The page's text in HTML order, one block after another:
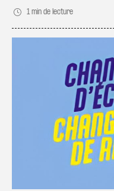
1 min de lecture